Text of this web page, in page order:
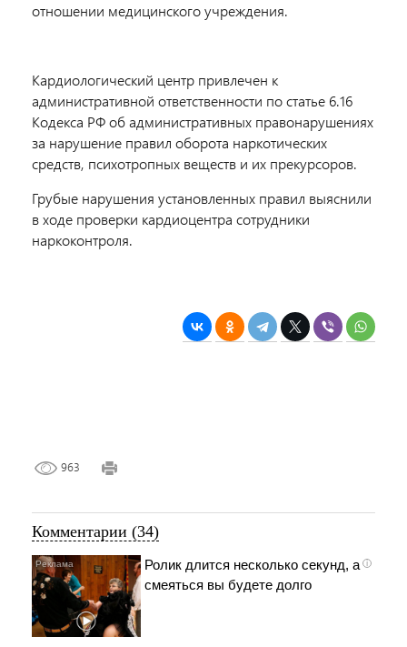
отношении медицинского учреждения.
Кардиологический центр привлечен к
административной ответственности по статье 6.16
Кодекса РФ об административных правонарушениях
за нарушение правил оборота наркотических
средств, психотропных веществ и их прекурсоров.
Грубые нарушения установленных правил выяснили
в ходе проверки кардиоцентра сотрудники
наркоконтроля.
963
Комментарии (34)
i
Ролик длится несколько секунд, а
смеяться вы будете долго